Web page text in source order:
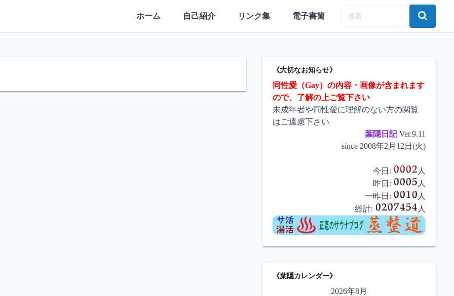
ホーム 自己紹介 リンク集 電子書簡
《大切なお知らせ》
同性愛（Gay）の内容・画像が含まれます
ので、了解の上ご覧下さい
未成年者や同性愛に理解のない方の閲覧
はご遠慮下さい
葉隠日記Ver.9.11
since 2008年2月12日(火)
今日:
人
昨日:
人
一昨日:
人
総計:
人
《葉隠カレンダー》
2026年8月